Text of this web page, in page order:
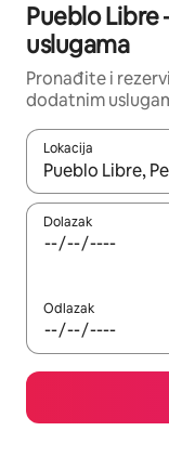
Pueblo Libre
uslugama
Pronađite i
dodatnim
Lokacija
Kada budu
Dolazak
Odlazak